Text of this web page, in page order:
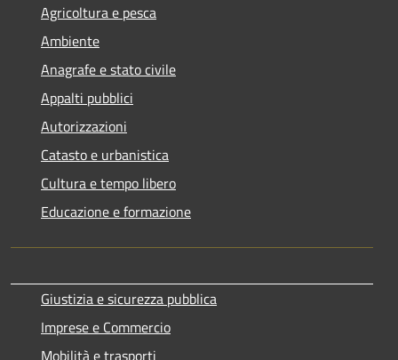
Agricoltura e pesca
Ambiente
Anagrafe e stato civile
Appalti pubblici
Autorizzazioni
Catasto e urbanistica
Cultura e tempo libero
Educazione e formazione
Giustizia e sicurezza pubblica
Imprese e Commercio
Mobilità e trasporti